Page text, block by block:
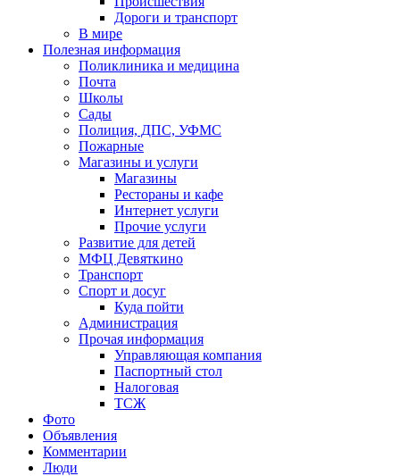
Дороги и транспорт
В мире
Полезная информация
Поликлиника и медицина
Почта
Школы
Сады
Полиция, ДПС, УФМС
Пожарные
Магазины и услуги
Магазины
Рестораны и кафе
Интернет услуги
Прочие услуги
Развитие для детей
МФЦ Девяткино
Транспорт
Спорт и досуг
Куда пойти
Администрация
Прочая информация
Управляющая компания
Паспортный стол
Налоговая
ТСЖ
Фото
Объявления
Комментарии
Люди